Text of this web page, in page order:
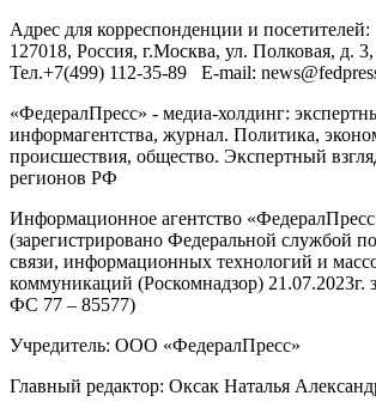
Адрес для корреспонденции и посетителей:
127018, Россия, г.Москва, ул. Полковая, д.
Тел.+7(499) 112-35-89 E-mail:
«ФедералПресс» - медиа-холдинг:
информагентства, журнал. Политика,
происшествия, общество. Экспертный
регионов РФ
Информационное агентство
(зарегистрировано Федеральной службой
связи, информационных технологий и
коммуникаций (Роскомнадзор)
ФС 77 – 85577)
Учредитель: ООО «ФедералПресс»
Главный редактор: Оксак Наталья